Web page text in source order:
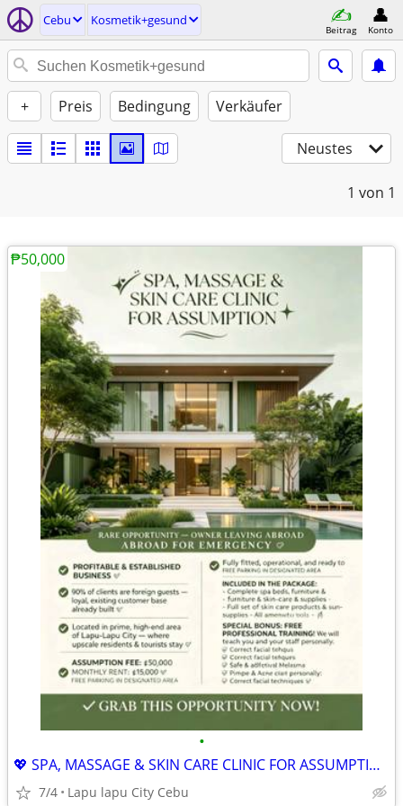
Cebu Kosmetik+gesund
Beitrag Konto
+ Preis Bedingung Verkäufer
Neustes
1 von 1
•
💖 SPA, MASSAGE & SKIN CARE CLINIC FOR ASSUMPTION
7/4 Lapu lapu City Cebu
₱50,000